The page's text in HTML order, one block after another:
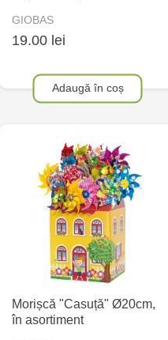
GIOBAS
19.00 lei
Adaugă în coș
Morișcă "Casuță" Ø20cm,
în asortiment